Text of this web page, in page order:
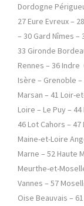
Dordogne
27 Eure Evreux –
– 30 Gard Nîmes –
33 Gironde
Rennes – 36
Isère – Grenoble
Marsan – 41 Loir-
Loire – Le Puy –
46 Lot Cahors –
Maine-et-Loire
Marne – 52 Haute
Meurthe-et-
Vannes – 57
Oise Beauvais –